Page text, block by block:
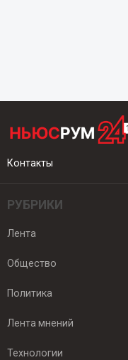
Контакты
РУБРИКИ
Лента
Общество
Политика
Лента мнений
Технологии